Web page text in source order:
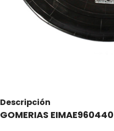
Descripción
GOMERIAS EIMAE960440